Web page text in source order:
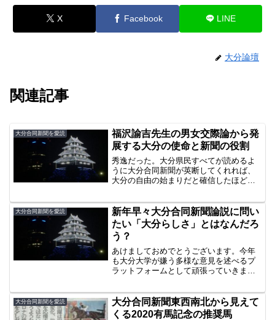
X Facebook LINE
大分論壇
関連記事
大分合同新聞を愛読
福沢諭吉先生の男女交際論から発
展する大分の使命と新聞の役割
秀逸だった。大分県民すべてが読めるよ
うに大分合同新聞が英断してくれれば、
大分の自由の始まりだと確信したほど。
言論封殺を仕掛けるのが大分という県。
大分県教委汚職事件や日教...
大分合同新聞を愛読
新年早々大分合同新聞論説に問い
たい「大分らしさ」とはなんだろ
う？
あけましておめでとうございます。今年
も大分大学が嫌う多様な意見を述べるプ
ラットフォームとして頑張っていきます
旦大分合同新聞論説は、「大分らしさ」
を説きました。2度目の国民文化祭が行わ
れる今年。20年前...
大分合同新聞を愛読
大分合同新聞東西南北から見えて
くる2020有馬記念の推奨馬